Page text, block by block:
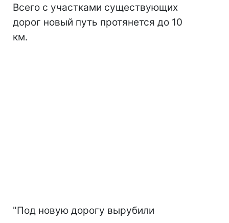
Всего с участками существующих
дорог новый путь протянется до 10
км.
"Под новую дорогу вырубили